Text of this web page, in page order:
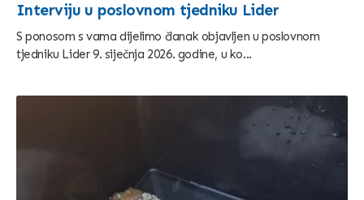
Interviju u poslovnom tjedniku Lider
S ponosom s vama dijelimo članak objavljen u poslovnom
tjedniku Lider 9. siječnja 2026. godine, u ko...